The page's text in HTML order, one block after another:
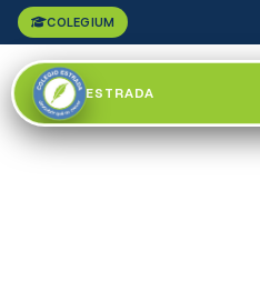
COLEGIUM
ESTRADA